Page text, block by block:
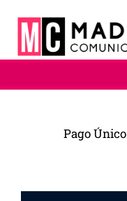
Pago Único